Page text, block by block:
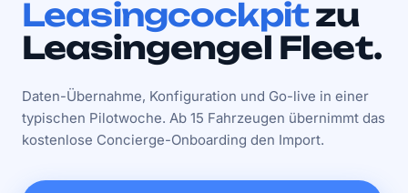
Leasingcockpitzu
Leasingengel Fleet.
Daten-Übernahme, Konfiguration und Go-live in einer
typischen Pilotwoche. Ab 15 Fahrzeugen übernimmt das
kostenlose Concierge-Onboarding den Import.